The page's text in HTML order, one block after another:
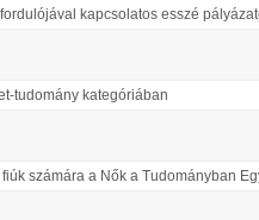
kapcsolatos esszé
tudomány kategóriában
számára a Nők a Tudományban